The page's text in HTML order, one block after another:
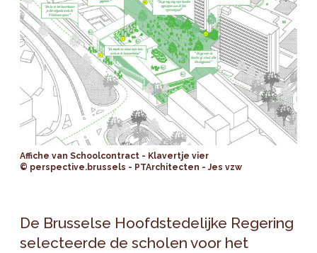
Affiche van Schoolcontract - Klavertje vier
© perspective.brussels - PTArchitecten - Jes vzw
De Brusselse Hoofdstedelijke Regering
selecteerde de scholen voor het